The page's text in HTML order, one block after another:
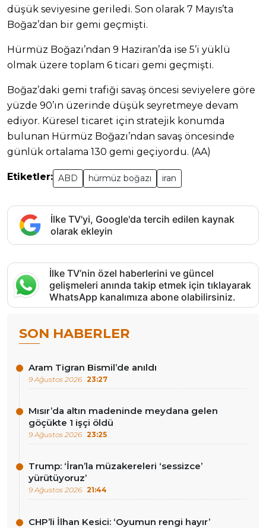
düşük seviyesine geriledi. Son olarak 7 Mayıs’ta
Boğaz’dan bir gemi geçmişti.
Hürmüz Boğazı’ndan 9 Haziran’da ise 5’i yüklü
olmak üzere toplam 6 ticari gemi geçmişti.
Boğaz’daki gemi trafiği savaş öncesi seviyelere göre
yüzde 90’ın üzerinde düşük seyretmeye devam
ediyor. Küresel ticaret için stratejik konumda
bulunan Hürmüz Boğazı’ndan savaş öncesinde
günlük ortalama 130 gemi geçiyordu. (AA)
Etiketler: ABD hürmüz boğazı iran
İlke TV'yi, Google'da tercih edilen kaynak
olarak ekleyin
İlke TV’nin özel haberlerini ve güncel
gelişmeleri anında takip etmek için tıklayarak
WhatsApp kanalımıza abone olabilirsiniz.
SON HABERLER
Aram Tigran Bismil’de anıldı
9 Ağustos 2026 23:27
Mısır’da altın madeninde meydana gelen
göçükte 1 işçi öldü
9 Ağustos 2026 23:25
Trump: ‘İran’la müzakereleri ‘sessizce’
yürütüyoruz’
9 Ağustos 2026 21:44
CHP’li İlhan Kesici: ‘Oyumun rengi hayır’